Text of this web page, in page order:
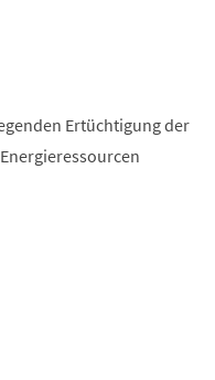
Ertüchtigung der